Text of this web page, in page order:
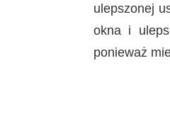
ulepszonej
okna i
ponieważ